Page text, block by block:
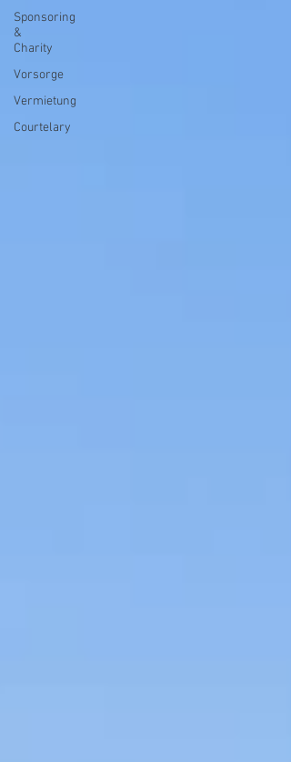
Sponsoring
&
Charity
Vorsorge
Vermietung
Courtelary